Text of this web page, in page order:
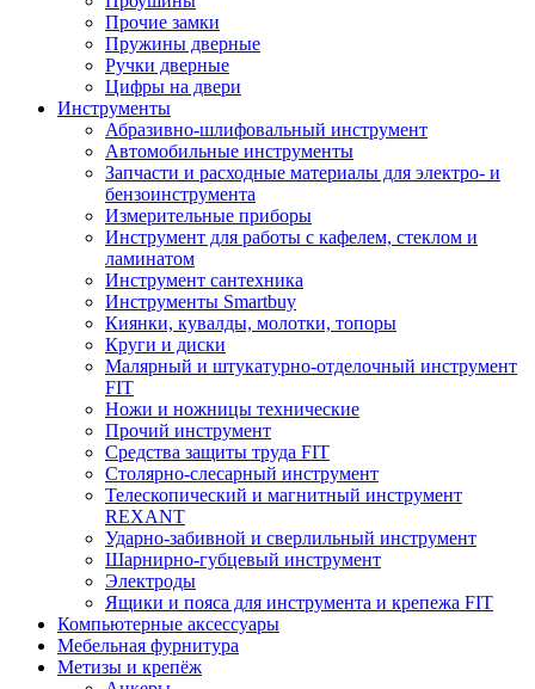
Прочие замки
Пружины дверные
Ручки дверные
Цифры на двери
Инструменты
Абразивно-шлифовальный инструмент
Автомобильные инструменты
Запчасти и расходные материалы для электро- и
бензоинструмента
Измерительные приборы
Инструмент для работы с кафелем, стеклом и
ламинатом
Инструмент сантехника
Инструменты Smartbuy
Киянки, кувалды, молотки, топоры
Круги и диски
Малярный и штукатурно-отделочный инструмент
FIT
Ножи и ножницы технические
Прочий инструмент
Средства защиты труда FIT
Столярно-слесарный инструмент
Телескопический и магнитный инструмент
REXANT
Ударно-забивной и сверлильный инструмент
Шарнирно-губцевый инструмент
Электроды
Ящики и пояса для инструмента и крепежа FIT
Компьютерные аксессуары
Мебельная фурнитура
Метизы и крепёж